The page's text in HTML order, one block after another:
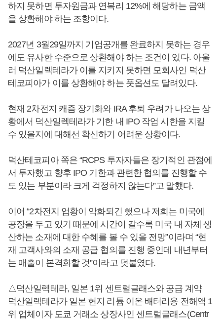
하지 못하면 투자원금과 연복리 12%에 해당하는 금액
을 상환해야 하는 조항이다.
2027년 3월29일까지 기업공개를 완료하지 못하는 경우
에도 유사한 수준으로 상환해야 하는 조건이 있다. 아울
러 덕산일렉테라가 이를 지키지 못하면 모회사인 덕산
테코피아가 이를 상환해야 하는 풋옵션도 달려있다.
현재 2차전지 캐즘 장기화와 IRA 후퇴 우려가 나오는 상
황에서 덕산일렉테라가 기한 내 IPO 작업 시한을 지킬
수 있을지에 대해선 확신하기 어려운 상황이다.
덕산테코피아 쪽은 “RCPS 투자자들은 장기적인 관점에
서 투자했고 향후 IPO 기한과 관련한 협의를 진행할 수
도 있는 부분이라 크게 걱정하지 않는다”고 말했다.
이어 “2차전지 업황이 악화되긴 했으나 저희는 미국에
공장을 두고 있기 때문에 시간이 갈수록 미국 내 자체 생
산하는 소재에 대한 수혜를 볼 수 있을 전망”이라며 “현
재 고객사와의 소재 공급 협의를 진행 중인데 내년부터
는 매출이 본격화할 것”이라고 덧붙였다.
△덕산일렉테라, 일본 1위 센트럴글래스와 공급 계약
덕산일렉테라가 일본 현지 리튬 이온 배터리용 전해액 1
위 업체이자 도쿄 거래소 상장사인 센트럴글래스(Centr